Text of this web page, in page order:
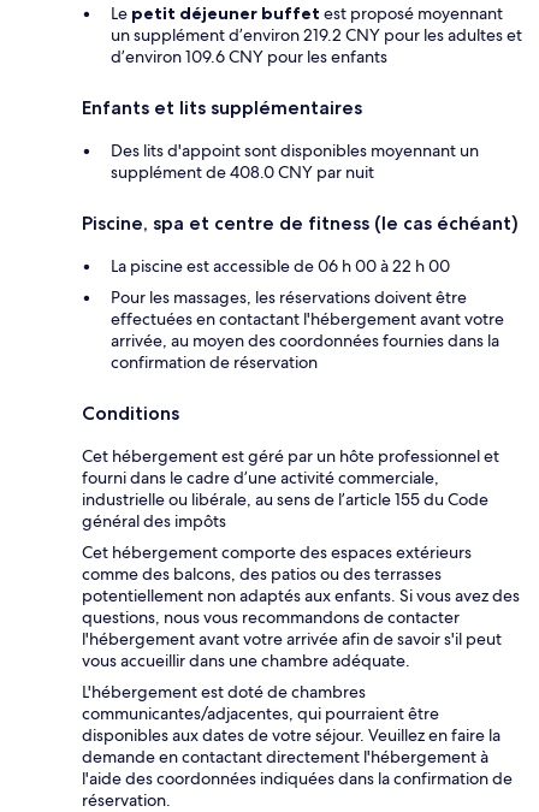
Le petit déjeuner buffet est proposé moyennant
un supplément d’environ 219.2 CNY pour les adultes et
d’environ 109.6 CNY pour les enfants
Enfants et lits supplémentaires
Des lits d'appoint sont disponibles moyennant un
supplément de 408.0 CNY par nuit
Piscine, spa et centre de fitness (le cas échéant)
La piscine est accessible de 06 h 00 à 22 h 00
Pour les massages, les réservations doivent être
effectuées en contactant l'hébergement avant votre
arrivée, au moyen des coordonnées fournies dans la
confirmation de réservation
Conditions
Cet hébergement est géré par un hôte professionnel et
fourni dans le cadre d’une activité commerciale,
industrielle ou libérale, au sens de l’article 155 du Code
général des impôts
Cet hébergement comporte des espaces extérieurs
comme des balcons, des patios ou des terrasses
potentiellement non adaptés aux enfants. Si vous avez des
questions, nous vous recommandons de contacter
l'hébergement avant votre arrivée afin de savoir s'il peut
vous accueillir dans une chambre adéquate.
L'hébergement est doté de chambres
communicantes/adjacentes, qui pourraient être
disponibles aux dates de votre séjour. Veuillez en faire la
demande en contactant directement l'hébergement à
l'aide des coordonnées indiquées dans la confirmation de
réservation.